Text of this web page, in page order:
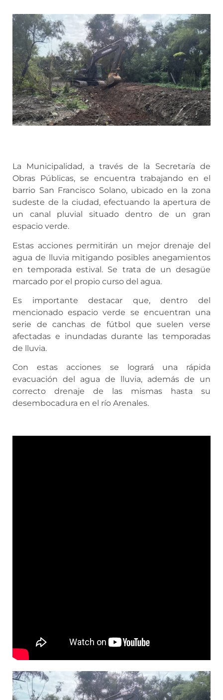
La Municipalidad, a través de la Secretaría de
Obras Públicas, se encuentra trabajando en el
barrio San Francisco Solano, ubicado en la zona
sudeste de la ciudad, efectuando la apertura de
un canal pluvial situado dentro de un gran
espacio verde.
Estas acciones permitirán un mejor drenaje del
agua de lluvia mitigando posibles anegamientos
en temporada estival. Se trata de un desagüe
marcado por el propio curso del agua.
Es importante destacar que, dentro del
mencionado espacio verde se encuentran una
serie de canchas de fútbol que suelen verse
afectadas e inundadas durante las temporadas
de lluvia.
Con estas acciones se logrará una rápida
evacuación del agua de lluvia, además de un
correcto drenaje de las mismas hasta su
desembocadura en el río Arenales.